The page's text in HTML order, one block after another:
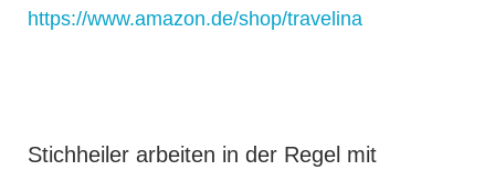
https://www.amazon.de/shop/travelina
Stichheiler arbeiten in der Regel mit